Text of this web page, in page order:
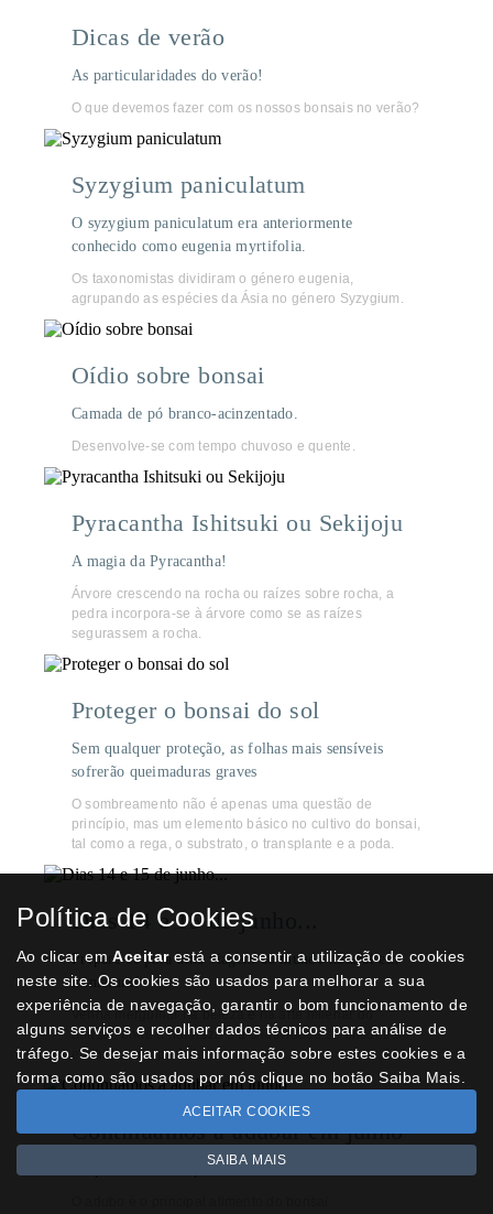
Dicas de verão
As particularidades do verão!
O que devemos fazer com os nossos bonsais no verão?
Syzygium paniculatum
O syzygium paniculatum era anteriormente
conhecido como eugenia myrtifolia.
Os taxonomistas dividiram o género eugenia,
agrupando as espécies da Ásia no género Syzygium.
Oídio sobre bonsai
Camada de pó branco-acinzentado.
Desenvolve-se com tempo chuvoso e quente.
Pyracantha Ishitsuki ou Sekijoju
A magia da Pyracantha!
Árvore crescendo na rocha ou raízes sobre rocha, a
pedra incorpora-se à árvore como se as raízes
segurassem a rocha.
Proteger o bonsai do sol
Sem qualquer proteção, as folhas mais sensíveis
sofrerão queimaduras graves
O sombreamento não é apenas uma questão de
princípio, mas um elemento básico no cultivo do bonsai,
tal como a rega, o substrato, o transplante e a poda.
Dias 14 e 15 de junho...
Prepare-se para uma viagem ao mundo natural em
miniatura!
Venha mergulhar na beleza e na arte milenar do
bonsai, onde a natureza e a criatividade se encontram
em harmonia perfeita.
Continuamos a adubar em junho
Na primavera é importante adubar o bonsai.
Política de Cookies
Ao clicar emAceitarestá a consentir a utilização de cookies
neste site. Os cookies são usados para melhorar a sua
experiência de navegação, garantir o bom funcionamento de
alguns serviços e recolher dados técnicos para análise de
tráfego. Se desejar mais informação sobre estes cookies e a
forma como são usados por nós clique no botão Saiba Mais.
ACEITAR COOKIES
SAIBA MAIS